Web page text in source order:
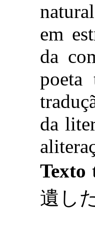
em
da
poeta
da
遺し